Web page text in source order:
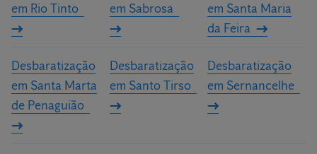
em Rio Tinto
em Sabrosa
em Santa Maria
da Feira
Desbaratização
em Santa Marta
de Penaguião
Desbaratização
em Santo Tirso
Desbaratização
em Sernancelhe